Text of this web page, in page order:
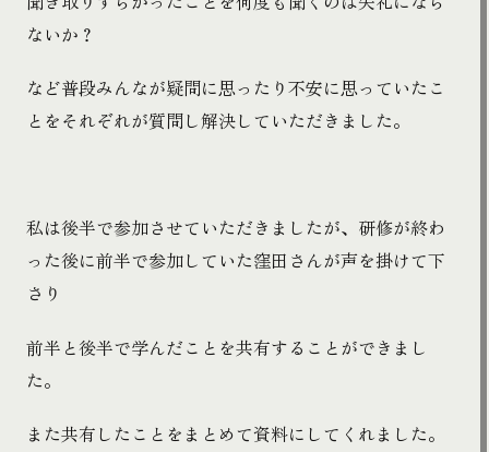
ないか？
など普段みんなが疑問に思ったり不安に思っていたこ
とをそれぞれが質問し解決していただきました。
私は後半で参加させていただきましたが、研修が終わ
った後に前半で参加していた窪田さんが声を掛けて下
さり
前半と後半で学んだことを共有することができまし
た。
また共有したことをまとめて資料にしてくれました。